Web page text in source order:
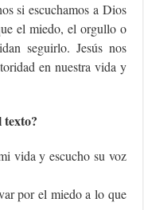
si escuchamos a Dios
el miedo, el orgullo o
seguirlo. Jesús nos
en nuestra vida y
texto?
vida y escucho su voz
por el miedo a lo que